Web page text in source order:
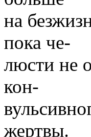
на
пока че-
люсти не
кон-
жертвы.